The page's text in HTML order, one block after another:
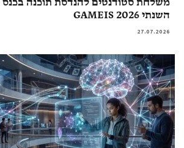
משלחת סטודנטים להנדסת תוכנה בכנס
השנתי GAMEIS 2026
27.07.2026